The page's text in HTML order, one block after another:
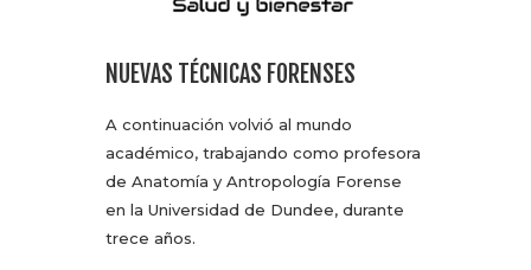
NUEVAS TÉCNICAS FORENSES
A continuación volvió al mundo
académico, trabajando como profesora
de Anatomía y Antropología Forense
en la Universidad de Dundee, durante
trece años.